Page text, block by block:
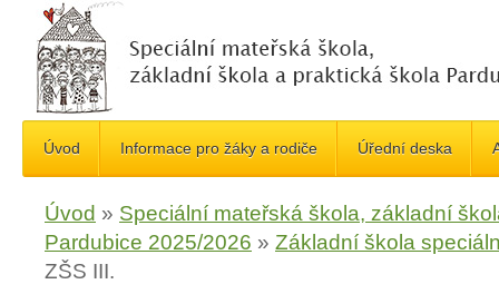
Úvod Informace pro žáky a rodiče Úřední deska
Úvod » Speciální mateřská škola, základní
Pardubice 2025/2026 » Základní škola
ZŠS III.